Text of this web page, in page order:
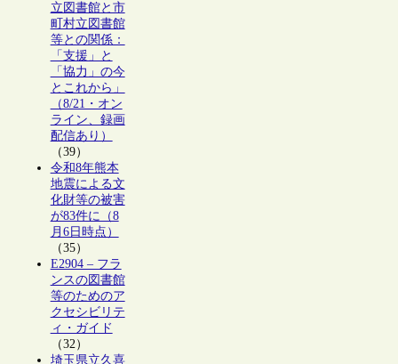
立図書館と市
町村立図書館
等との関係：
「支援」と
「協力」の今
とこれから」
（8/21・オン
ライン、録画
配信あり）
（39）
令和8年熊本
地震による文
化財等の被害
が83件に（8
月6日時点）
（35）
E2904 – フラ
ンスの図書館
等のためのア
クセシビリテ
ィ・ガイド
（32）
埼玉県立久喜